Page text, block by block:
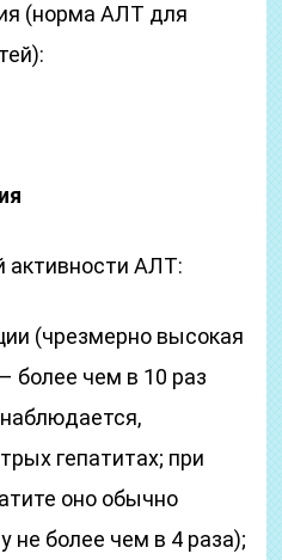
(норма АЛТ для
АЛТ:
(чрезмерно высокая
более чем в 10 раз
гепатитах; при
оно обычно
не более чем в 4 раза);